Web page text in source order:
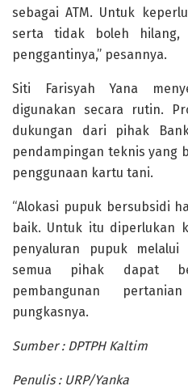
sebagai ATM. Untuk
serta tidak boleh
penggantinya,” pesannya.
Siti Farisyah Yana
digunakan secara rutin.
dukungan dari pihak
pendampingan teknis yang
penggunaan kartu tani.
“Alokasi pupuk bersubsidi
baik. Untuk itu diperlukan
penyaluran pupuk
semua pihak dapat
pembangunan
pungkasnya.
Sumber : DPTPH Kaltim
Penulis : URP/Yanka